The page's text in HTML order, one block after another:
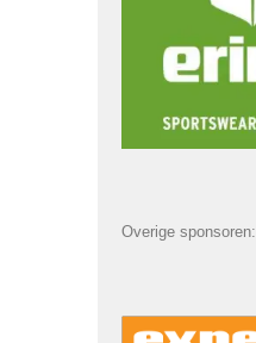
Overige sponsoren: